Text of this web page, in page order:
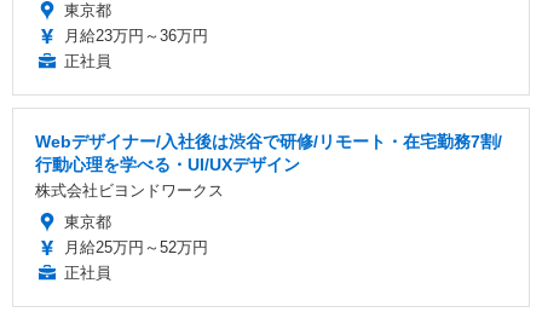
東京都
月給23万円～36万円
正社員
Webデザイナー/入社後は渋谷で研修/リモート・在宅勤務7割/
行動心理を学べる・UI/UXデザイン
株式会社ビヨンドワークス
東京都
月給25万円～52万円
正社員